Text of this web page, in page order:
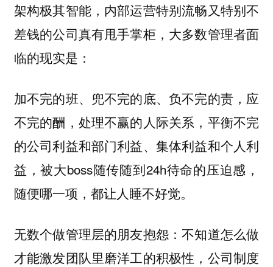
架构极其智能，内部运营特别流畅又特别不
差钱的公司真有甩手掌柜，大多数管理者面
临的现实是：
加不完的班、兜不完的底、负不完的责，应
不完的酬，处理不赢的人际关系，平衡不完
的公司利益和部门利益、集体利益和个人利
益，被大boss随传随到24h待命的压迫感，
随便哪一项，都让人睡不好觉。
无数个做管理层的朋友抱怨：不知道怎么做
才能激发团队里磨洋工的积极性，公司制度